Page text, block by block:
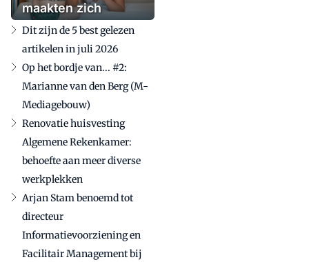
maakten zich
zorgen'
Dit zijn de 5 best gelezen
artikelen in juli 2026
Op het bordje van... #2:
Marianne van den Berg (M-
Mediagebouw)
Renovatie huisvesting
Algemene Rekenkamer:
behoefte aan meer diverse
werkplekken
Arjan Stam benoemd tot
directeur
Informatievoorziening en
Facilitair Management bij